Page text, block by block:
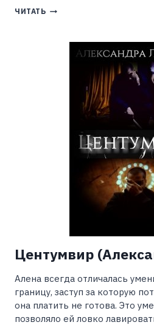
ЧИТАТЬ ЧАРОКРАТИЯ.
(FJOLIA
Центумвир
Алена всегда отличалась
границу, заступ за которую
она платить не готова. Это
позволяло ей ловко